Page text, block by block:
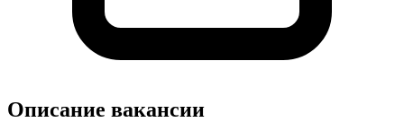
Описание вакансии